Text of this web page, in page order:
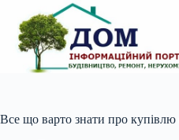
вмісту
Все що варто знати про купівлю